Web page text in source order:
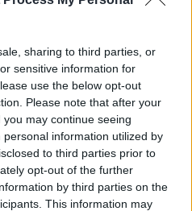
sharing to third parties, or
sensitive information for
use the below opt-out
Please note that after your
may continue seeing
information utilized by
to third parties prior to
opt-out of the further
by third parties on the
This information may
alle domande dei docenti
Poggi.
con più di 500 persone
e operatori delle scuole
scuolaRiccardo Buscemi
per loro, con l’obiettivo di
e affrontare situazioni di disagio,
e scoraggiando l’uso
è un luogo di formazione
rappresentano occasioni preziose
e conoscenze da trasmettere ai